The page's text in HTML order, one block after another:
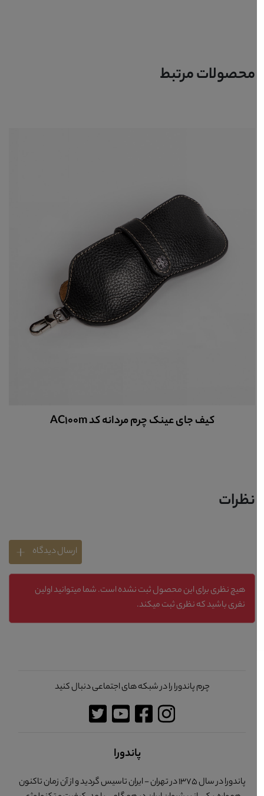
محصولات مرتبط
کیف جای عینک چرم مردانه کد AC100m
نظرات
ارسال دیدگاه
هیچ نظری برای این محصول ثبت نشده است. شما میتوانید اولین
نفری باشید که نظری ثبت میکند.
چرم پاندورا را در شبکه های اجتماعی دنبال کنید
پاندورا
پاندورا در سال 1375 در تهران - ایران تاسیس گردید و از آن زمان تاکنون